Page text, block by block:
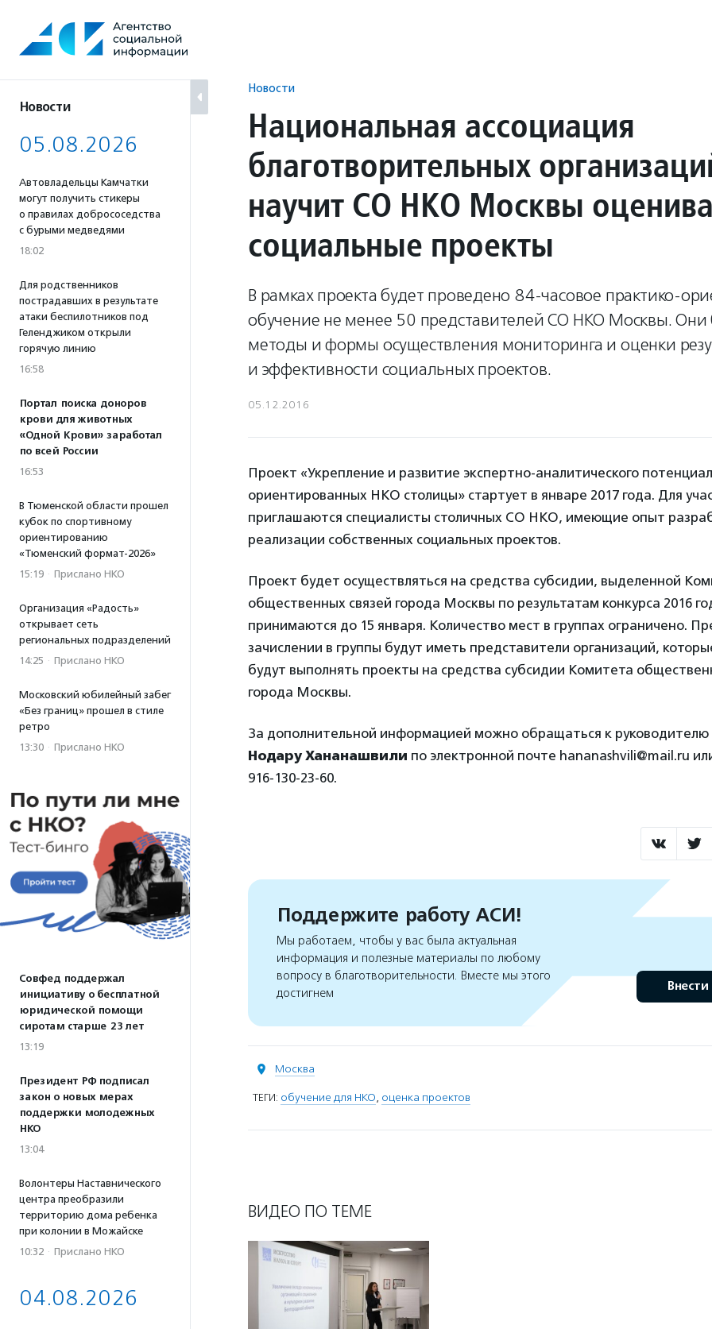
содержанию
Новости
05.08.2026
Автовладельцы Камчатки
могут получить стикеры
о правилах добрососедства
с бурыми медведями
18:02
Для родственников
пострадавших в результате
атаки беспилотников под
Геленджиком открыли
горячую линию
16:58
Портал поиска доноров
крови для животных
«Одной Крови» заработал
по всей России
16:53
В Тюменской области прошел
кубок по спортивному
ориентированию
«Тюменский формат-2026»
15:19 · Прислано НКО
Организация «Радость»
открывает сеть
региональных подразделений
14:25 · Прислано НКО
Московский юбилейный забег
«Без границ» прошел в стиле
ретро
13:30 · Прислано НКО
Совфед поддержал
инициативу о бесплатной
юридической помощи
сиротам старше 23 лет
13:19
Президент РФ подписал
закон о новых мерах
поддержки молодежных
НКО
13:04
Волонтеры Наставнического
центра преобразили
территорию дома ребенка
при колонии в Можайске
10:32 · Прислано НКО
04.08.2026
Новости
Национальная ассоциация
благотворительных
научит СО НКО Москвы
социальные проекты
В рамках проекта будет проведено 84-часовое практико-
обучение не менее 50 представителей СО НКО Москвы. Они
методы и формы осуществления мониторинга и оценки
и эффективности социальных проектов.
05.12.2016
Проект «Укрепление и развитие экспертно-аналитического
ориентированных НКО столицы» стартует в январе 2017 года. Для
приглашаются специалисты столичных СО НКО, имеющие опыт
реализации собственных социальных проектов.
Проект будет осуществляться на средства субсидии, выделенной
общественных связей города Москвы по результатам конкурса 2016
принимаются до 15 января. Количество мест в группах ограничено.
зачислении в группы будут иметь представители организаций,
будут выполнять проекты на средства субсидии Комитета
города Москвы.
За дополнительной информацией можно обращаться к руководителю
Нодару Хананашвили по электронной почте hananashvili@mail.ru
916-130-23-60.
Поддержите работу АСИ!
Мы работаем, чтобы у вас была актуальная
информация и полезные материалы по любому
вопросу в благотворительности. Вместе мы этого
достигнем
Внести
Москва
ТЕГИ: обучение для НКО, оценка проектов
ВИДЕО ПО ТЕМЕ